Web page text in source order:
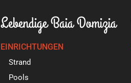
Lebendige Baia Domizia
EINRICHTUNGEN
Strand
Pools